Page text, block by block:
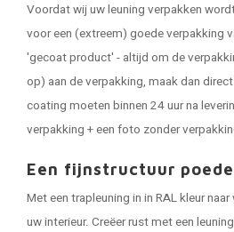
Voordat wij uw leuning verpakken
voor een (extreem) goede verpakking
'gecoat product' - altijd om de
op) aan de verpakking, maak dan
coating moeten binnen 24 uur na
verpakking + een foto zonder
Een fijnstructuur
Met een trapleuning in in RAL kleur
uw interieur. Creëer rust met een